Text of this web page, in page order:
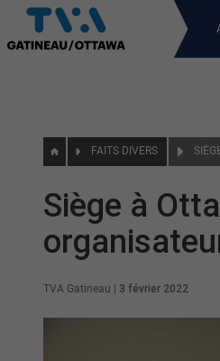
FAITS DIVERS
Siège à
TVA Gatineau 3 février 2022